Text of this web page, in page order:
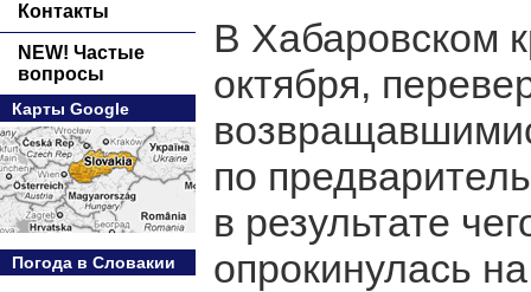
Контакты
NEW! Частые
вопросы
Карты Google
Погода в Словакии
В Хабаровском
октября,
по
в результате
опрокинулась